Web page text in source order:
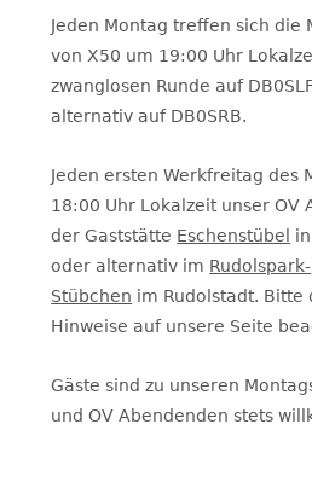
Seitenleiste
Jeden Montag treffen sich die
von X50 um 19:00 Uhr
zwanglosen Runde auf
alternativ auf DB0SRB.
Jeden ersten Werkfreitag des
18:00 Uhr Lokalzeit unser OV
der Gaststätte Eschenstübel
oder alternativ im Rudolspark-
Stübchen im Rudolstadt. Bitte
Hinweise auf unsere Seite
Gäste sind zu unseren
und OV Abendenden stets